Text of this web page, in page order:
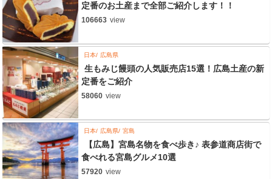
定番のお土産まで全部ご紹介します！！
106663 view
日本 広島県
生もみじ饅頭の人気販売店15選！広島土産の新
定番をご紹介
58060 view
日本 広島県 宮島
【広島】宮島名物を食べ歩き♪ 表参道商店街で
食べれる宮島グルメ10選
57920 view